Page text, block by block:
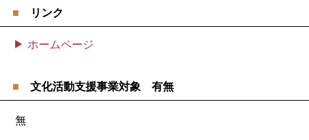
リンク
ホームページ
文化活動支援事業対象 有無
無